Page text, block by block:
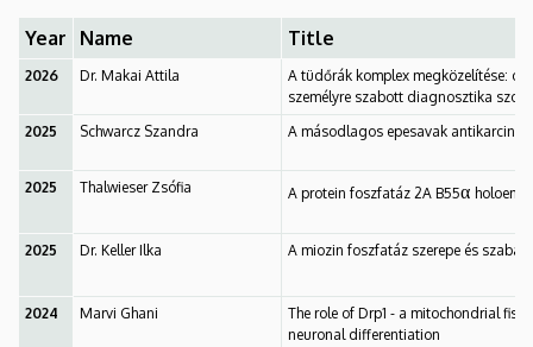
Year Name Title
2026 Dr. Makai Attila
A tüdőrák komplex megközelítése:
személyre szabott diagnosztika
2025
Schwarcz Szandra A másodlagos epesavak
2025 Thalwieser Zsófia A protein foszfatáz 2A B55α
2025 Dr. Keller Ilka A miozin foszfatáz szerepe és
2024 Marvi Ghani
The role of Drp1 - a mitochondrial
neuronal differentiation